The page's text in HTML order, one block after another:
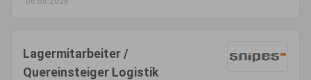
Lagermitarbeiter /
Quereinsteiger Logistik